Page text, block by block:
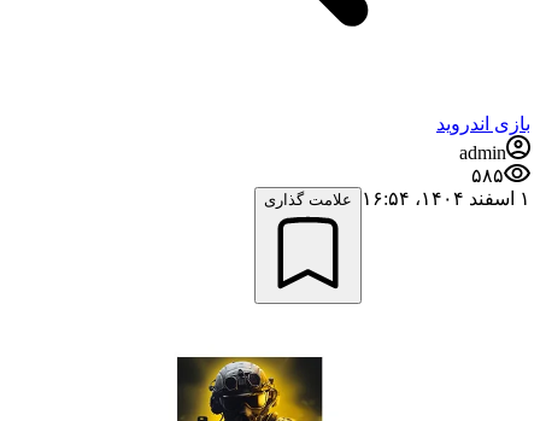
بازی اندروید
admin
۵۸۵
۱ اسفند ۱۴۰۴،‏ ۱۶:۵۴
علامت گذاری